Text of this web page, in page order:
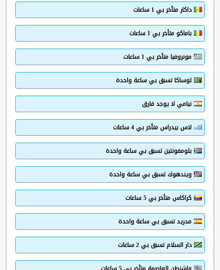
داكار متأخر بي 1 ساعات
باماكو متأخر بي 1 ساعات
مونروفيا متأخر بي 1 ساعات
لوساكا تسبق بي ساعة واحدة
نيامي لا يوجد فارق
لاس بيدراس متأخر بي 4 ساعات
بلومفونتين تسبق بي ساعة واحدة
ويندهوك تسبق بي ساعة واحدة
كراكاس متأخر بي 5 ساعات
مدريد تسبق بي ساعة واحدة
دار السلام تسبق بي 2 ساعات